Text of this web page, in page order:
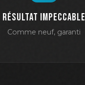
Résultat impeccable
Comme neuf, garanti